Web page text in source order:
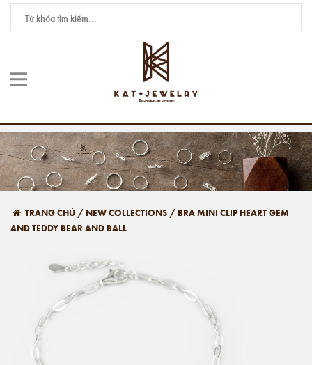
TRANG CHỦ / NEW COLLECTIONS / BRA MINI CLIP HEART GEM
AND TEDDY BEAR AND BALL